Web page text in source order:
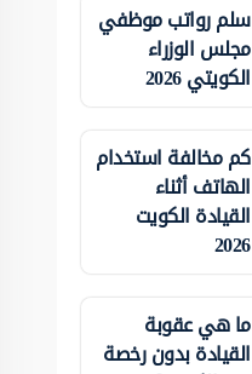
سلم رواتب موظفي
مجلس الوزراء
الكويتي 2026
كم مخالفة استخدام
الهاتف أثناء
القيادة الكويت
2026
ما هي عقوبة
القيادة بدون رخصة